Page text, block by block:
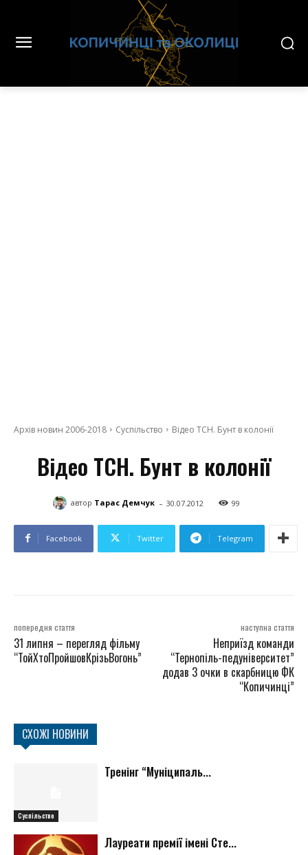
Архів новин 2006-2018 Суспільство Відео ТСН. Бунт в колонії
Відео ТСН. Бунт в колонії
автор Тарас Демчук - 30.07.2012 99
Facebook Twitter Telegram
попередня стаття
31 липня – перегляд фільму
“ТойХтоПройшовКрізьВогонь”
наступна стаття
Неприїзд команди
“Тернопіль-педуніверситет”
додав 3 очки в скарбницю ФК
“Копичинці”
СХОЖІ НОВИНИ
Суспільство
Тренінг “Муніципаль...
Лауреати премії імені Сте...